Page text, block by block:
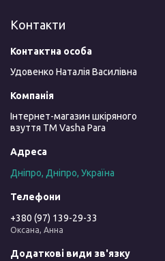
Контакти
Удовенко Наталія Василівна
Інтернет-магазин шкіряного
взуття ТМ Vasha Para
Дніпро, Дніпро, Україна
+380 (97) 139-29-33
Оксана, Анна